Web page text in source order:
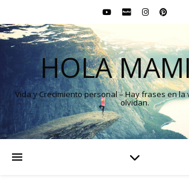
HOLA
Vida y Crecimiento personal – Hay frases en la
olvidan.